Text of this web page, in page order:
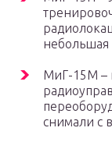
небольшая
МиГ-15М –
снимали с